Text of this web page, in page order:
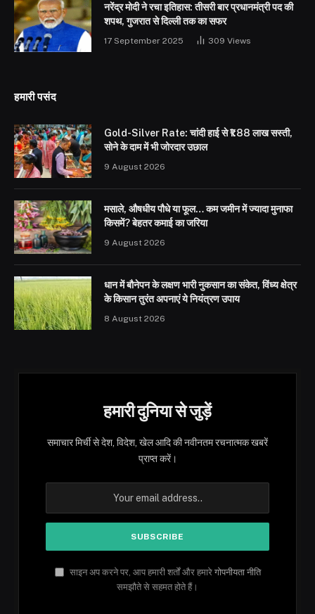
नरेंद्र मोदी ने रचा इतिहास: तीसरी बार प्रधानमंत्री पद की
शपथ, गुजरात से दिल्ली तक का सफर
17 September 2025 309 Views
हमारी पसंद
Gold-Silver Rate: चांदी हाई से ₹1.88 लाख सस्ती,
सोने के दाम में भी जोरदार उछाल
9 August 2026
मसाले, औषधीय पौधे या फूल… कम जमीन में ज्यादा मुनाफा
किसमें? बेहतर कमाई का जरिया
9 August 2026
धान में बौनेपन के लक्षण भारी नुकसान का संकेत, विंध्य क्षेत्र
के किसान तुरंत अपनाएं ये नियंत्रण उपाय
8 August 2026
हमारी दुनिया से जुड़ें
समाचार मिर्ची से देश, विदेश, खेल आदि की नवीनतम रचनात्मक खबरें
प्राप्त करें।
साइन अप करने पर, आप हमारी शर्तों और हमारे गोपनीयता नीति
समझौते से सहमत होते हैं।